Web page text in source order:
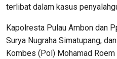
terlibat dalam kasus
Kapolresta Pulau Ambon dan
Surya Nugraha Simatupang,
Kombes (Pol) Mohamad